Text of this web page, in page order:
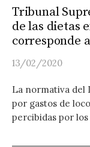
Tribunal
de las dietas
corresponde
13/02/2020
La normativa del
por gastos de
percibidas por